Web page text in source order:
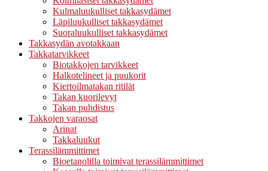
Kulmaluukulliset takkasydämet
Läpiluukulliset takkasydämet
Suoraluukulliset takkasydämet
Takkasydän avotakkaan
Takkatarvikkeet
Biotakkojen tarvikkeet
Halkotelineet ja puukorit
Kiertoilmatakan ritilät
Takan kuorilevyt
Takan puhdistus
Takkojen varaosat
Arinat
Takkaluukut
Terassilämmittimet
Bioetanolilla toimivat terassilämmittimet